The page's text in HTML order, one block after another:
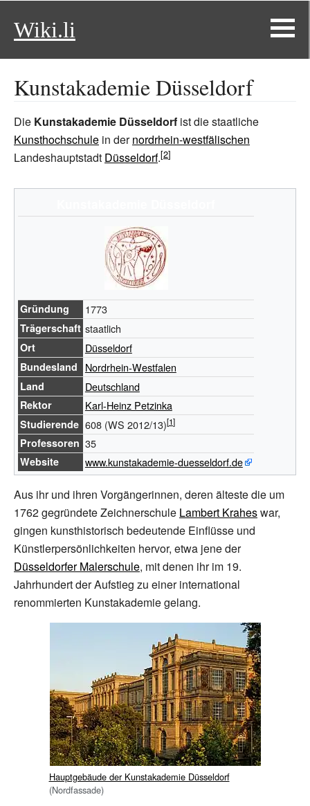
Wiki.li
Kunstakademie Düsseldorf
Die Kunstakademie Düsseldorf ist die staatliche
Kunsthochschule in dernordrhein-westfälischen
Landeshauptstadt Düsseldorf.
Gründung 1773
Trägerschaft staatlich
Ort Düsseldorf
Bundesland Nordrhein-Westfalen
Land Deutschland
Rektor Karl-Heinz Petzinka
Studierende 608 (WS 2012/13)
Professoren 35
Website www.kunstakademie-duesseldorf.de
Aus ihr und ihren Vorgängerinnen, deren älteste die um
1762 gegründete Zeichnerschule Lambert Kraheswar,
gingen kunsthistorisch bedeutende Einflüsse und
Künstlerpersönlichkeiten hervor, etwa jene der
Düsseldorfer Malerschule, mit denen ihr im 19.
Jahrhundert der Aufstieg zu einer international
renommierten Kunstakademie gelang.
Hauptgebäude der Kunstakademie Düsseldorf
(Nordfassade)